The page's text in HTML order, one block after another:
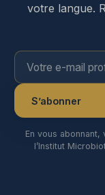
votre langue.
Votre e-mail
S’abonner
En vous
l’Institut